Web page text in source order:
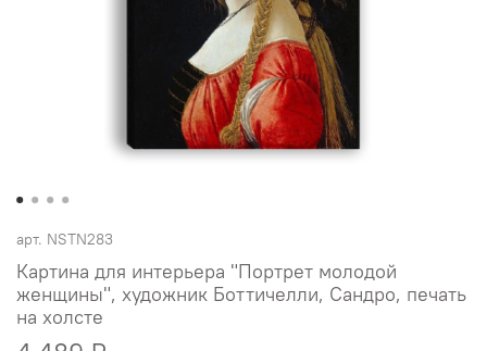
арт. NSTN283
Картина для интерьера "Портрет молодой
женщины", художник Боттичелли, Сандро, печать
на холсте